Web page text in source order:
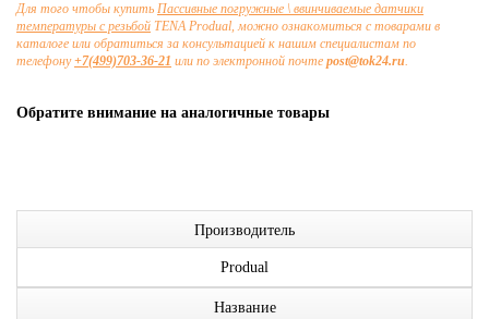
Для того чтобы купить Пассивные погружные \ ввинчиваемые датчики
температуры с резьбой TENA Produal, можно ознакомиться с товарами в
каталоге или обратиться за консультацией к нашим специалистам по
телефону+7(499)703-36-21 или по электронной почте post@tok24.ru.
Обратите внимание на аналогичные товары
Производитель
Produal
Название